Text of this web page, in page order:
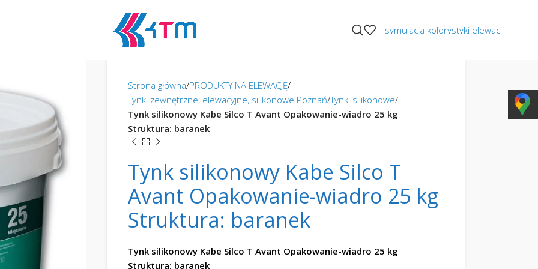
symulacja kolorystyki elewacji
Strona główna PRODUKTY NA ELEWACJĘ
Tynki zewnętrzne, elewacyjne, silikonowe Poznań Tynki silikonowe
Tynk silikonowy Kabe Silco T Avant Opakowanie-wiadro 25 kg
Struktura: baranek
Tynk silikonowy Kabe Silco T
Avant Opakowanie-wiadro 25 kg
Struktura: baranek
Tynk silikonowy Kabe Silco T Avant Opakowanie-wiadro 25 kg
Struktura: baranek